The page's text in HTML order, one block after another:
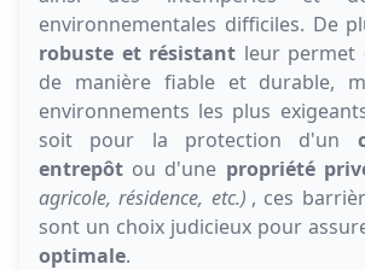
environnementales difficiles. De
robuste et résistant leur permet
de manière fiable et durable,
environnements les plus
soit pour la protection d'un
entrepôt ou d'une propriété
agricole, résidence, etc.) , ces
sont un choix judicieux pour
optimale.